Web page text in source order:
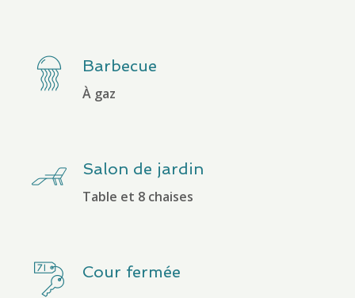
Barbecue
À gaz
Salon de jardin
Table et 8 chaises
Cour fermée